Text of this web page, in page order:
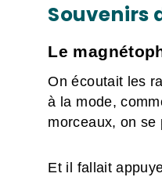
Souvenirs
Le
On écoutait les
à la mode,
morceaux, on se
Et il fallait